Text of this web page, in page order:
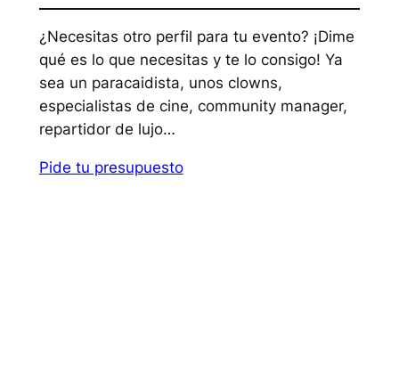
¿Necesitas otro perfil para tu evento? ¡Dime
qué es lo que necesitas y te lo consigo! Ya
sea un paracaidista, unos clowns,
especialistas de cine, community manager,
repartidor de lujo…
Pide tu presupuesto